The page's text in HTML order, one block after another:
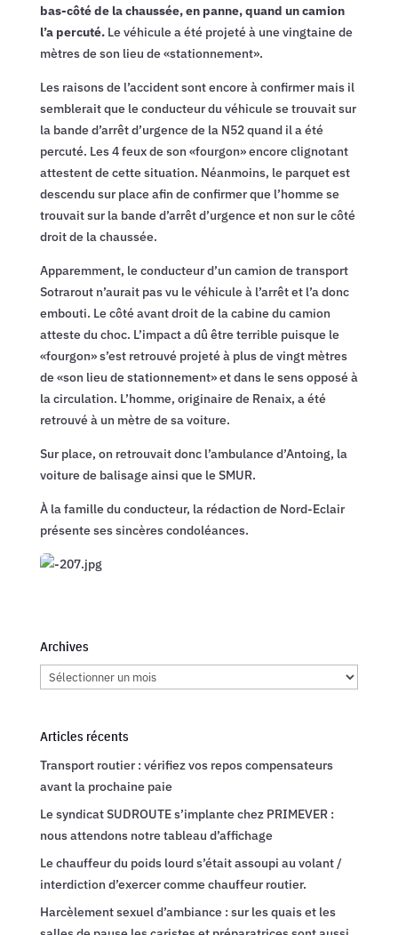
bas-côté de la chaussée, en panne, quand un camion
l’a percuté.Le véhicule a été projeté à une vingtaine de
mètres de son lieu de «stationnement».
Les raisons de l’accident sont encore à confirmer mais il
semblerait que le conducteur du véhicule se trouvait sur
la bande d’arrêt d’urgence de la N52 quand il a été
percuté. Les 4 feux de son «fourgon» encore clignotant
attestent de cette situation. Néanmoins, le parquet est
descendu sur place afin de confirmer que l’homme se
trouvait sur la bande d’arrêt d’urgence et non sur le côté
droit de la chaussée.
Apparemment, le conducteur d’un camion de transport
Sotrarout n’aurait pas vu le véhicule à l’arrêt et l’a donc
embouti. Le côté avant droit de la cabine du camion
atteste du choc. L’impact a dû être terrible puisque le
«fourgon» s’est retrouvé projeté à plus de vingt mètres
de «son lieu de stationnement» et dans le sens opposé à
la circulation. L’homme, originaire de Renaix, a été
retrouvé à un mètre de sa voiture.
Sur place, on retrouvait donc l’ambulance d’Antoing, la
voiture de balisage ainsi que le SMUR.
À la famille du conducteur, la rédaction de Nord-Eclair
présente ses sincères condoléances.
Archives
Archives
Articles récents
Transport routier : vérifiez vos repos compensateurs
avant la prochaine paie
Le syndicat SUDROUTE s’implante chez PRIMEVER :
nous attendons notre tableau d’affichage
Le chauffeur du poids lourd s’était assoupi au volant /
interdiction d’exercer comme chauffeur routier.
Harcèlement sexuel d’ambiance : sur les quais et les